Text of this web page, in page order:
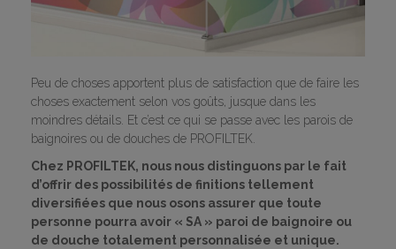
Peu de choses apportent plus de satisfaction que de faire les
choses exactement selon vos goûts, jusque dans les
moindres détails. Et c’est ce qui se passe avec les parois de
baignoires ou de douches de PROFILTEK.
Chez PROFILTEK, nous nous distinguons par le fait
d’offrir des possibilités de finitions tellement
diversifiées que nous osons assurer que toute
personne pourra avoir « SA » paroi de baignoire ou
de douche totalement personnalisée et unique.